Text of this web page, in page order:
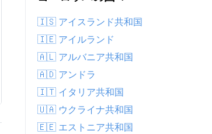
🇮🇸 アイスランド共和国
🇮🇪 アイルランド
🇦🇱 アルバニア共和国
🇦🇩 アンドラ
🇮🇹 イタリア共和国
🇺🇦 ウクライナ共和国
🇪🇪 エストニア共和国